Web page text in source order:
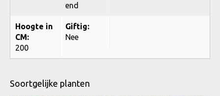
end
Hoogte in
CM:
200
Giftig:
Nee
Soortgelijke planten